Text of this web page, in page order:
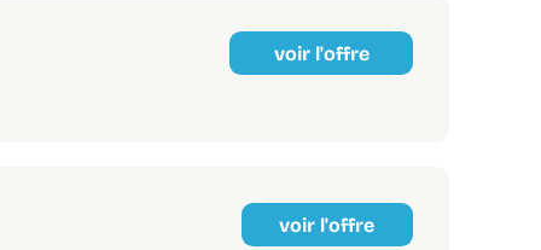
voir l'offre
voir l'offre